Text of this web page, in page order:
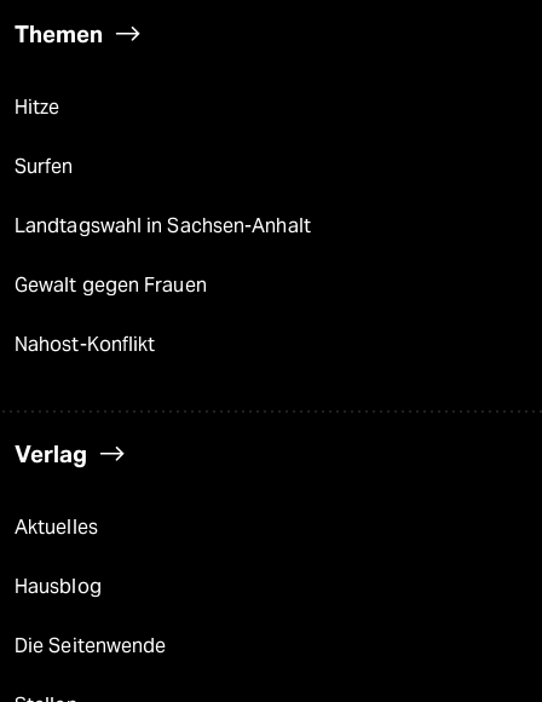
Themen
Hitze
Surfen
Landtagswahl in Sachsen-Anhalt
Gewalt gegen Frauen
Nahost-Konflikt
Verlag
Aktuelles
Hausblog
Die Seitenwende